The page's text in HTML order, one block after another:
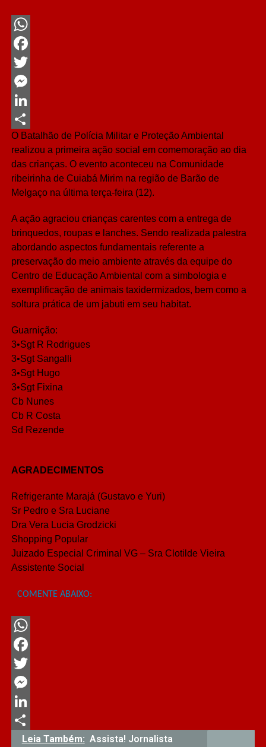
WhatsApp
Facebook
Twitter
Messenger
LinkedIn
Share
O Batalhão de Polícia Militar e Proteção Ambiental
realizou a primeira ação social em comemoração ao dia
das crianças. O evento aconteceu na Comunidade
ribeirinha de Cuiabá Mirim na região de Barão de
Melgaço na última terça-feira (12).
A ação agraciou crianças carentes com a entrega de
brinquedos, roupas e lanches. Sendo realizada palestra
abordando aspectos fundamentais referente a
preservação do meio ambiente através da equipe do
Centro de Educação Ambiental com a simbologia e
exemplificação de animais taxidermizados, bem como a
soltura prática de um jabuti em seu habitat.
Guarnição:
3•Sgt R Rodrigues
3•Sgt Sangalli
3•Sgt Hugo
3•Sgt Fixina
Cb Nunes
Cb R Costa
Sd Rezende
AGRADECIMENTOS
Refrigerante Marajá (Gustavo e Yuri)
Sr Pedro e Sra Luciane
Dra Vera Lucia Grodzicki
Shopping Popular
Juizado Especial Criminal VG – Sra Clotilde Vieira
Assistente Social
COMENTE ABAIXO:
WhatsApp
Facebook
Twitter
Messenger
LinkedIn
Share
Leia Também: Assista! Jornalista